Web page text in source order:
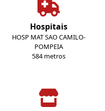
Hospitais
HOSP MAT SAO CAMILO-
POMPEIA
584 metros